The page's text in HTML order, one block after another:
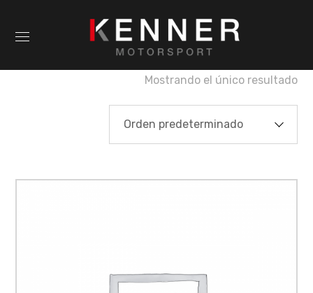
Mostrando el único resultado